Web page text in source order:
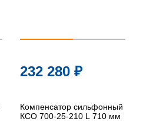
232 280 ₽
Компенсатор сильфонный
КСО 700-25-210 L 710 мм